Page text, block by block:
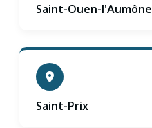
Saint-Ouen-l'Aumône
Saint-Prix